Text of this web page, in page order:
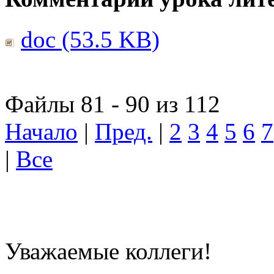
doc (53.5 KB)
Файлы 81 - 90 из 112
Начало | Пред. | 2 3 4 5 6 7
| Все
Уважаемые коллеги!